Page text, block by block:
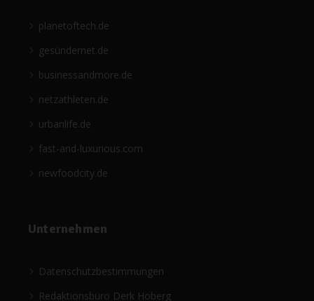
planetoftech.de
gesündernet.de
businessandmore.de
netzathleten.de
urbanlife.de
fast-and-luxurious.com
newfoodcity.de
Unternehmen
Datenschutzbestimmungen
Redaktionsbüro Derk Hoberg